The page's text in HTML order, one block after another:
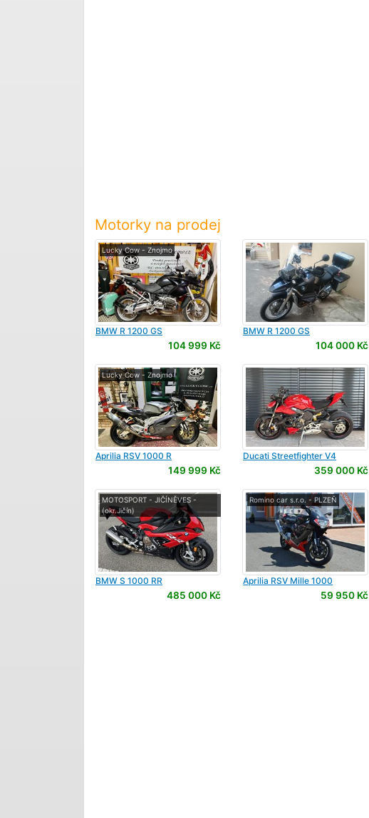
Motorky na prodej
Lucky Cow - Znojmo
BMW R 1200 GS
104 999 Kč
BMW R 1200 GS
104 000 Kč
Lucky Cow - Znojmo
Aprilia RSV 1000 R
149 999 Kč
Ducati Streetfighter V4
359 000 Kč
MOTOSPORT - JIČÍNĚVES -
(okr.Jičín)
BMW S 1000 RR
485 000 Kč
Romino car s.r.o. - PLZEŇ
Aprilia RSV Mille 1000
59 950 Kč